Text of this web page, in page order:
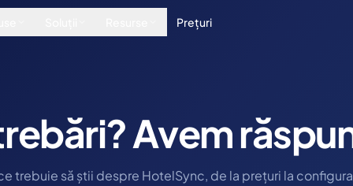
Prețuri
Avem
trebuie să știi despre HotelSync, de la prețuri la